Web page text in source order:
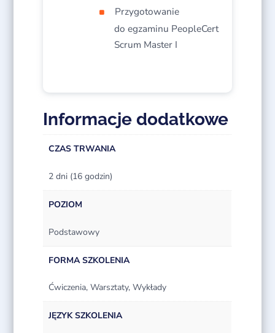
Przygotowanie
do egzaminu PeopleCert
Scrum Master I
Informacje dodatkowe
CZAS TRWANIA
2 dni (16 godzin)
POZIOM
Podstawowy
FORMA SZKOLENIA
Ćwiczenia, Warsztaty, Wykłady
JĘZYK SZKOLENIA